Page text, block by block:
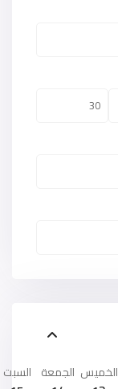
الخميس الجمعة السبت